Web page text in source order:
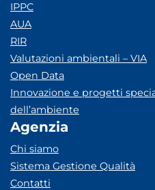
IPPC
AUA
RIR
Valutazioni ambientali – VIA
Open Data
Innovazione e progetti
dell’ambiente
Agenzia
Chi siamo
Sistema Gestione Qualità
Contatti